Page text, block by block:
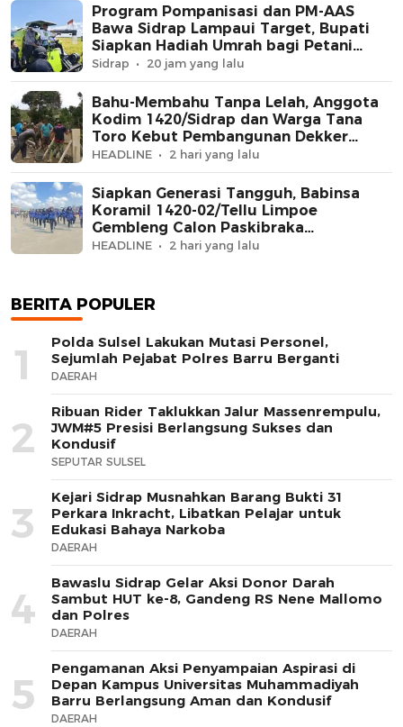
Program Pompanisasi dan PM-AAS
Bawa Sidrap Lampaui Target, Bupati
Siapkan Hadiah Umrah bagi Petani
Berprestasi
Sidrap 20 jam yang lalu
Bahu-Membahu Tanpa Lelah, Anggota
Kodim 1420/Sidrap dan Warga Tana
Toro Kebut Pembangunan Dekker
Jembatan Beton
HEADLINE 2 hari yang lalu
Siapkan Generasi Tangguh, Babinsa
Koramil 1420-02/Tellu Limpoe
Gembleng Calon Paskibraka
Kecamatan
HEADLINE 2 hari yang lalu
BERITA POPULER
1
Polda Sulsel Lakukan Mutasi Personel,
Sejumlah Pejabat Polres Barru Berganti
DAERAH
2
Ribuan Rider Taklukkan Jalur Massenrempulu,
JWM#5 Presisi Berlangsung Sukses dan
Kondusif
SEPUTAR SULSEL
3
Kejari Sidrap Musnahkan Barang Bukti 31
Perkara Inkracht, Libatkan Pelajar untuk
Edukasi Bahaya Narkoba
DAERAH
4
Bawaslu Sidrap Gelar Aksi Donor Darah
Sambut HUT ke-8, Gandeng RS Nene Mallomo
dan Polres
DAERAH
5
Pengamanan Aksi Penyampaian Aspirasi di
Depan Kampus Universitas Muhammadiyah
Barru Berlangsung Aman dan Kondusif
DAERAH